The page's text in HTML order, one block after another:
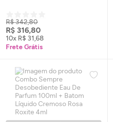
R$ 342,80
R$ 316,80
10x R$ 31,68
Frete Grátis